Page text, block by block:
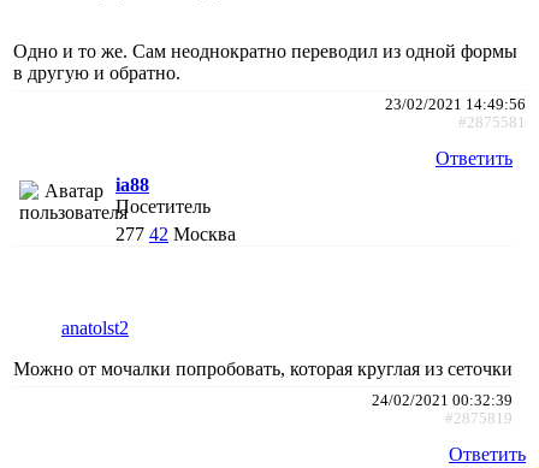
Одно и то же. Сам неоднократно переводил из одной формы
в другую и обратно.
23/02/2021 14:49:56
#2875581
Ответить
ia88
Посетитель
277 42 Москва
anatolst2
Можно от мочалки попробовать, которая круглая из сеточки
24/02/2021 00:32:39
#2875819
Ответить